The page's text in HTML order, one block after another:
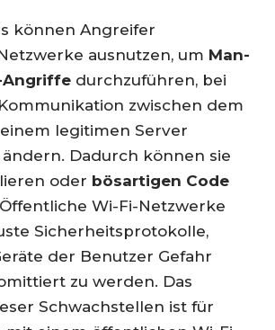
können Angreifer
ausnutzen, um Man-
Angriffe durchzuführen, bei
zwischen dem
legitimen Server
Dadurch können sie
oder bösartigen Code
Wi-Fi-Netzwerke
Sicherheitsprotokolle,
der Benutzer Gefahr
zu werden. Das
Schwachstellen ist für